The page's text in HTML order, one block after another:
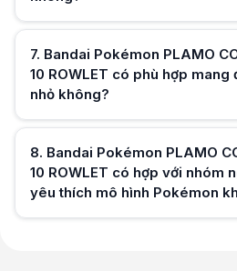
7. Bandai Pokémon PLAMO
10 ROWLET có phù hợp
nhỏ không?
8. Bandai Pokémon PLAMO
10 ROWLET có hợp với nhóm
yêu thích mô hình Pokémon